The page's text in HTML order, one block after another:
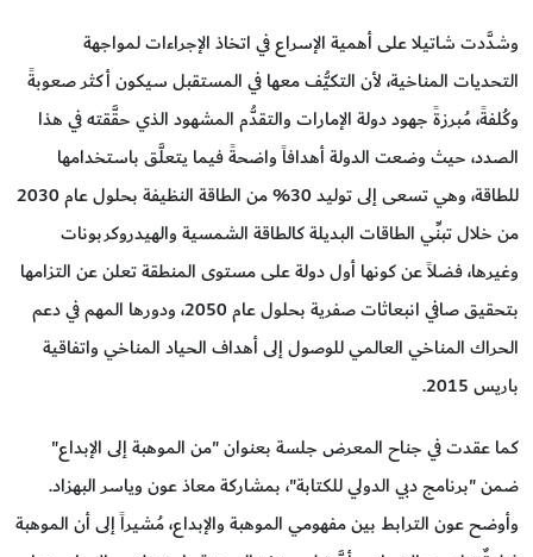
وشدَّدت شاتيلا على أهمية الإسراع في اتخاذ الإجراءات لمواجهة
التحديات المناخية، لأن التكيُّف معها في المستقبل سيكون أكثر صعوبةً
وكُلفةً، مُبرزةً جهود دولة الإمارات والتقدُّم المشهود الذي حقَّقته في هذا
الصدد، حيث وضعت الدولة أهدافاً واضحةً فيما يتعلَّق باستخدامها
للطاقة، وهي تسعى إلى توليد 30% من الطاقة النظيفة بحلول عام 2030
من خلال تبنِّي الطاقات البديلة كالطاقة الشمسية والهيدروكربونات
وغيرها، فضلاً عن كونها أول دولة على مستوى المنطقة تعلن عن التزامها
بتحقيق صافي انبعاثات صفرية بحلول عام 2050، ودورها المهم في دعم
الحراك المناخي العالمي للوصول إلى أهداف الحياد المناخي واتفاقية
باريس 2015.
كما عقدت في جناح المعرض جلسة بعنوان "من الموهبة إلى الإبداع"
ضمن "برنامج دبي الدولي للكتابة"، بمشاركة معاذ عون وياسر البهزاد.
وأوضح عون الترابط بين مفهومي الموهبة والإبداع، مُشيراً إلى أن الموهبة